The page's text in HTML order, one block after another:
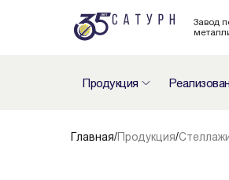
Завод
Продукция
Главная/Продукция/